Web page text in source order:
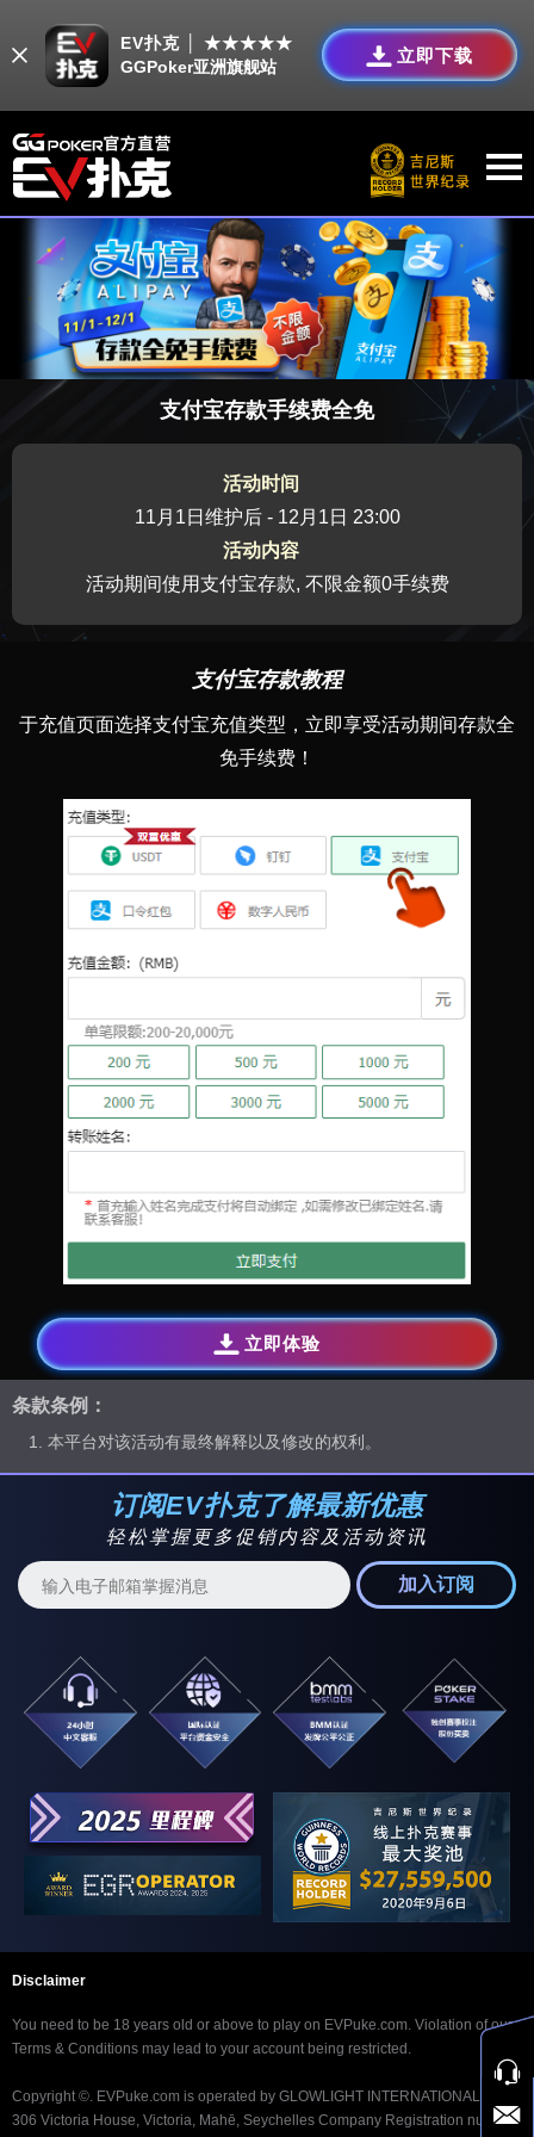
EV扑克 │ ★★★★★
GGPoker亚洲旗舰站
立即下载
支付宝存款手续费全免
活动时间
11月1日维护后 - 12月1日 23:00
活动内容
活动期间使用支付宝存款, 不限金额0手续费
支付宝存款教程
于充值页面选择支付宝充值类型，立即享受活动期间存款全
免手续费！
立即体验
条款条例：
本平台对该活动有最终解释以及修改的权利。
订阅EV扑克了解最新优惠
轻松掌握更多促销内容及活动资讯
加入订阅
Disclaimer
You need to be 18 years old or above to play on EVPuke.com. Violation of our
Terms & Conditions may lead to your account being restricted.
Copyright ©. EVPuke.com is operated by GLOWLIGHT INTERNATIONAL LTD.
306 Victoria House, Victoria, Mahē, Seychelles Company Registration number